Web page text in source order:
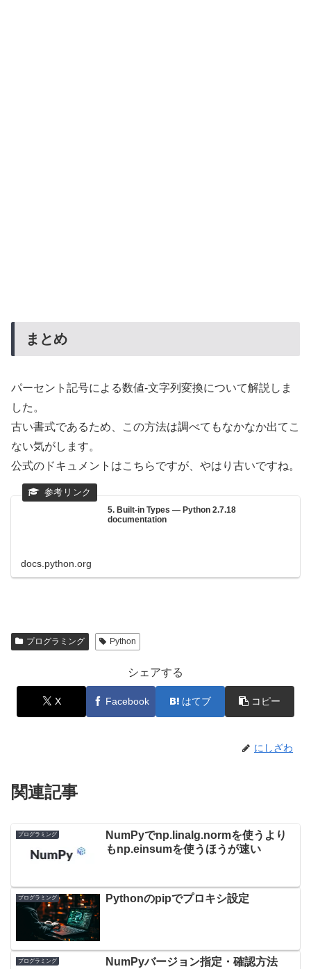
まとめ
パーセント記号による数値-文字列変換について解説しま
した。
古い書式であるため、この方法は調べてもなかなか出てこ
ない気がします。
公式のドキュメントはこちらですが、やはり古いですね。
5. Built-in Types — Python 2.7.18
documentation
docs.python.org
プログラミング Python
シェアする
X Facebook はてブ コピー
にしざわ
関連記事
プログラミング
NumPyでnp.linalg.normを使うより
もnp.einsumを使うほうが速い
プログラミング Pythonのpipでプロキシ設定
プログラミング NumPyバージョン指定・確認方法